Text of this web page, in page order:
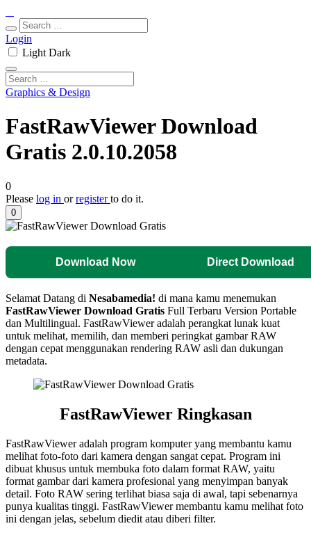
Login
Light Dark
Graphics & Design
FastRawViewer Download
Gratis 2.0.10.2058
0
Please log in orregisterto do it.
0
Download Now Direct Download
Selamat Datang di Nesabamedia! di mana kamu menemukan
FastRawViewer Download Gratis Full Terbaru Version Portable
dan Multilingual. FastRawViewer adalah perangkat lunak kuat
untuk melihat, memilih, dan memberi peringkat gambar RAW
dengan cepat menggunakan rendering RAW asli dan dukungan
metadata.
FastRawViewer Ringkasan
FastRawViewer adalah program komputer yang membantu kamu
melihat foto-foto dari kamera dengan sangat cepat. Program ini
dibuat khusus untuk membuka foto dalam format RAW, yaitu
format gambar dari kamera profesional yang menyimpan banyak
detail. Foto RAW sering terlihat biasa saja di awal, tapi sebenarnya
punya kualitas tinggi. FastRawViewer membantu kamu melihat foto
ini dengan jelas, sebelum diedit atau diberi filter.